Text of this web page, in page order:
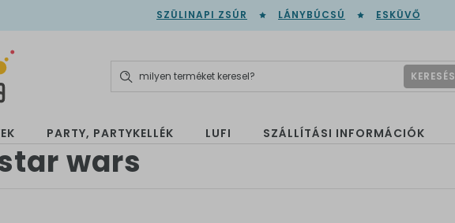
SZÜLINAPI ZSÚR LÁNYBÚCSÚ ESKÜVŐ
KERESÉS
PARTY, PARTYKELLÉK LUFI SZÁLLÍTÁSI INFORMÁCIÓK
wars